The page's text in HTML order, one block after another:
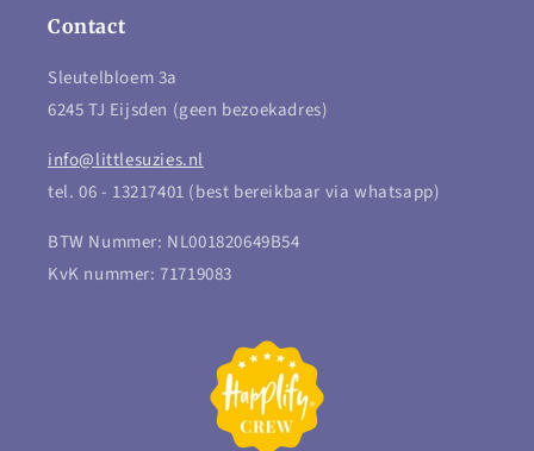
Contact
Sleutelbloem 3a
6245 TJ Eijsden (geen bezoekadres)
info@littlesuzies.nl
tel. 06 - 13217401 (best bereikbaar via whatsapp)
BTW Nummer: NL001820649B54
KvK nummer: 71719083